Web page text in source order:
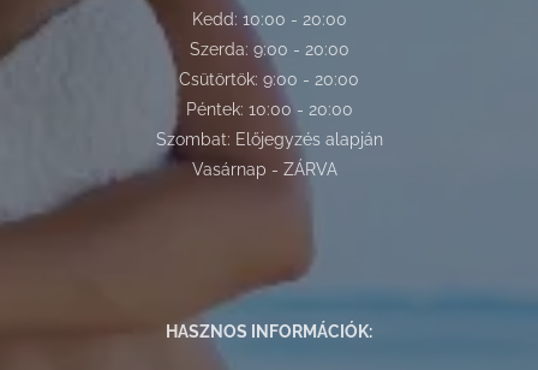
Kedd: 10:00 - 20:00
Szerda: 9:00 - 20:00
Csütörtök: 9:00 - 20:00
Péntek: 10:00 - 20:00
Szombat: Előjegyzés alapján
Vasárnap - ZÁRVA
HASZNOS INFORMÁCIÓK: